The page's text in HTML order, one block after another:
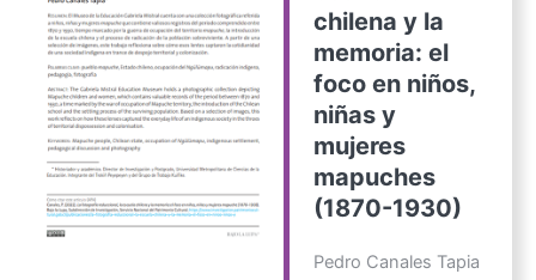
chilena y la
memoria: el
foco en niños,
niñas y
mujeres
mapuches
(1870-1930)
Pedro Canales Tapia